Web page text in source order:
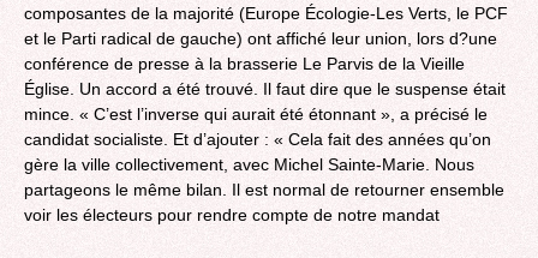
composantes de la majorité (Europe Écologie-Les Verts, le PCF
et le Parti radical de gauche) ont affiché leur union, lors d?une
conférence de presse à la brasserie Le Parvis de la Vieille
Église. Un accord a été trouvé. Il faut dire que le suspense était
mince. « C’est l’inverse qui aurait été étonnant », a précisé le
candidat socialiste. Et d’ajouter : « Cela fait des années qu’on
gère la ville collectivement, avec Michel Sainte-Marie. Nous
partageons le même bilan. Il est normal de retourner ensemble
voir les électeurs pour rendre compte de notre mandat